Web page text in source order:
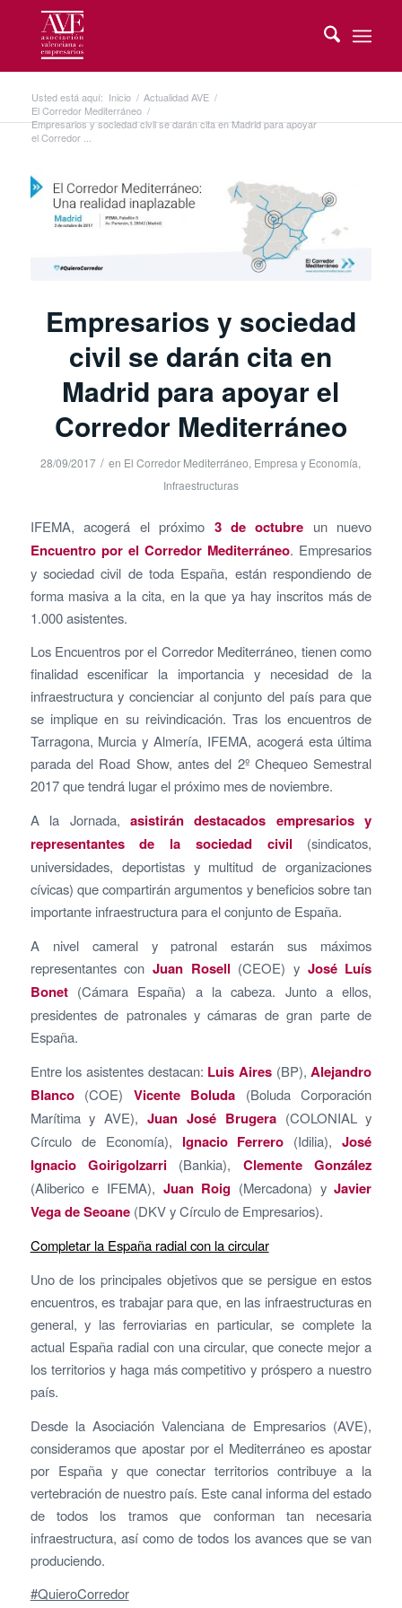
Usted está aquí: Inicio / Actualidad AVE /
El Corredor Mediterráneo /
Empresarios y sociedad civil se darán cita en Madrid para apoyar
el Corredor ...
Empresarios y sociedad
civil se darán cita en
Madrid para apoyar el
Corredor Mediterráneo
28/09/2017 / en El Corredor Mediterráneo, Empresa y Economía,
Infraestructuras
IFEMA, acogerá el próximo 3 de octubre un nuevo
Encuentro por el Corredor Mediterráneo. Empresarios
y sociedad civil de toda España, están respondiendo de
forma masiva a la cita, en la que ya hay inscritos más de
1.000 asistentes.
Los Encuentros por el Corredor Mediterráneo, tienen como
finalidad escenificar la importancia y necesidad de la
infraestructura y concienciar al conjunto del país para que
se implique en su reivindicación. Tras los encuentros de
Tarragona, Murcia y Almería, IFEMA, acogerá esta última
parada del Road Show, antes del 2º Chequeo Semestral
2017 que tendrá lugar el próximo mes de noviembre.
A la Jornada, asistirán destacados empresarios y
representantes de la sociedad civil (sindicatos,
universidades, deportistas y multitud de organizaciones
cívicas) que compartirán argumentos y beneficios sobre tan
importante infraestructura para el conjunto de España.
A nivel cameral y patronal estarán sus máximos
representantes con Juan Rosell (CEOE) y José Luís
Bonet(Cámara España) a la cabeza. Junto a ellos,
presidentes de patronales y cámaras de gran parte de
España.
Entre los asistentes destacan: Luis Aires (BP),Alejandro
Blanco(COE) Vicente Boluda (Boluda Corporación
Marítima y AVE),Juan José Brugera(COLONIAL y
Círculo de Economía), Ignacio Ferrero (Idilia),José
Ignacio Goirigolzarri (Bankia), Clemente González
(Aliberico e IFEMA), Juan Roig (Mercadona) yJavier
Vega de Seoane(DKV y Círculo de Empresarios).
Completar la España radial con la circular
Uno de los principales objetivos que se persigue en estos
encuentros, es trabajar para que, en las infraestructuras en
general, y las ferroviarias en particular, se complete la
actual España radial con una circular, que conecte mejor a
los territorios y haga más competitivo y próspero a nuestro
país.
Desde la Asociación Valenciana de Empresarios (AVE),
consideramos que apostar por el Mediterráneo es apostar
por España y que conectar territorios contribuye a la
vertebración de nuestro país. Este canal informa del estado
de todos los tramos que conforman tan necesaria
infraestructura, así como de todos los avances que se van
produciendo.
#QuieroCorredor